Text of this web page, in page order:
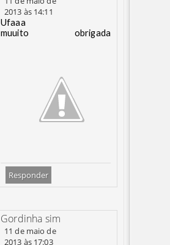
2013 às 14:11
Ufaaa
muuito obrigada
Responder
Gordinha sim
11 de maio de
2013 às 17:03